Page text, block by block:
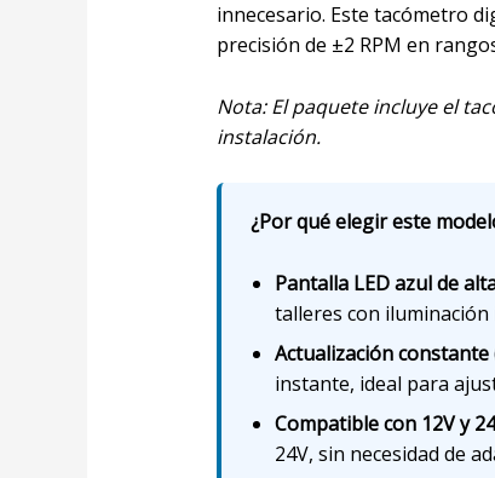
innecesario. Este tacómetro
precisión de ±2 RPM en
Nota: El paquete incluye el
instalación.
¿Por qué elegir este
Pantalla LED azul de
talleres con iluminación
Actualización constante
instante, ideal para
Compatible con 12V y
24V, sin necesidad de